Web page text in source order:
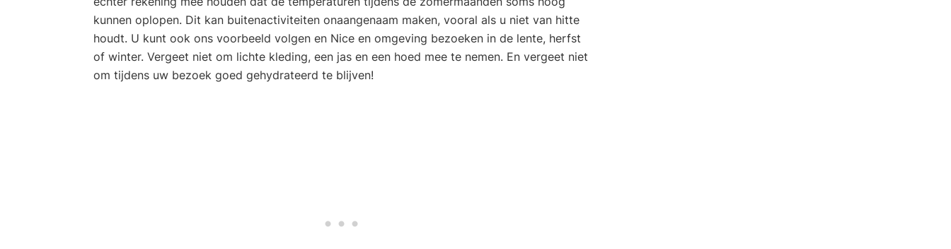
kunnen oplopen. Dit kan buitenactiviteiten onaangenaam maken, vooral als u niet van hitte
houdt. U kunt ook ons voorbeeld volgen en Nice en omgeving bezoeken in de lente, herfst
of winter. Vergeet niet om lichte kleding, een jas en een hoed mee te nemen. En vergeet niet
om tijdens uw bezoek goed gehydrateerd te blijven!